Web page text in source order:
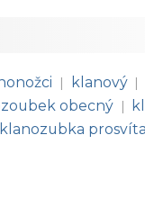
| klanový |
obecný |
klanozubka